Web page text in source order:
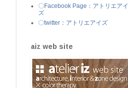
〇Facebook Page：アトリエアイ
ズ
〇twitter：アトリエアイズ
aiz web site